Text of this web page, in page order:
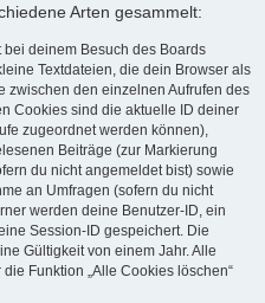
Arten gesammelt:
deinem Besuch des Boards
Textdateien, die dein Browser als
zwischen den einzelnen Aufrufen des
Cookies sind die aktuelle ID deiner
zugeordnet werden können),
Beiträge (zur Markierung
du nicht angemeldet bist) sowie
an Umfragen (sofern du nicht
werden deine Benutzer-ID, ein
Session-ID gespeichert. Die
Gültigkeit von einem Jahr. Alle
Funktion „Alle Cookies löschen“